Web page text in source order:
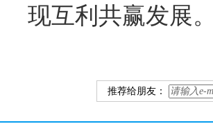
现互利共赢发展。
推荐给朋友：